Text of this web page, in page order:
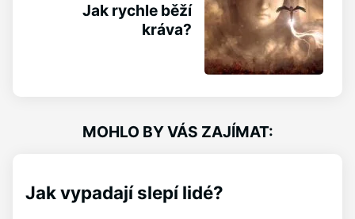
Jak rychle běží
kráva?
MOHLO BY VÁS ZAJÍMAT:
Jak vypadají slepí lidé?